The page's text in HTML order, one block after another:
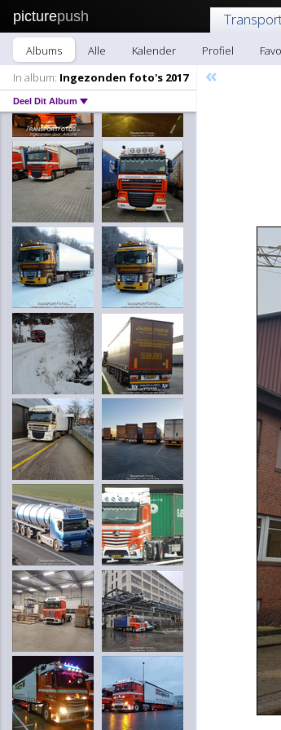
picturepush
Albums Alle Kalender Profiel
In album: Ingezonden foto's 2017
Deel Dit Album
«